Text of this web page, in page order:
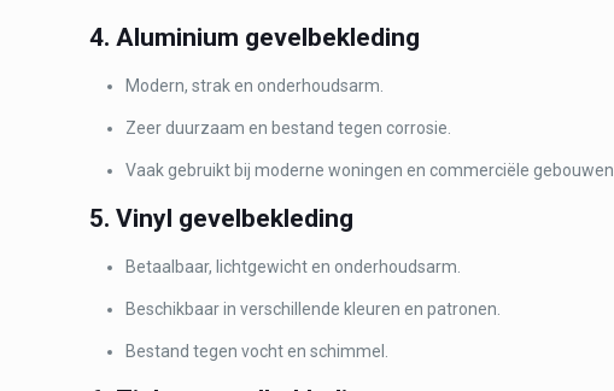
4. Aluminium gevelbekleding
Modern, strak en onderhoudsarm.
Zeer duurzaam en bestand tegen corrosie.
Vaak gebruikt bij moderne woningen en commerciële gebouwen.
5. Vinyl gevelbekleding
Betaalbaar, lichtgewicht en onderhoudsarm.
Beschikbaar in verschillende kleuren en patronen.
Bestand tegen vocht en schimmel.